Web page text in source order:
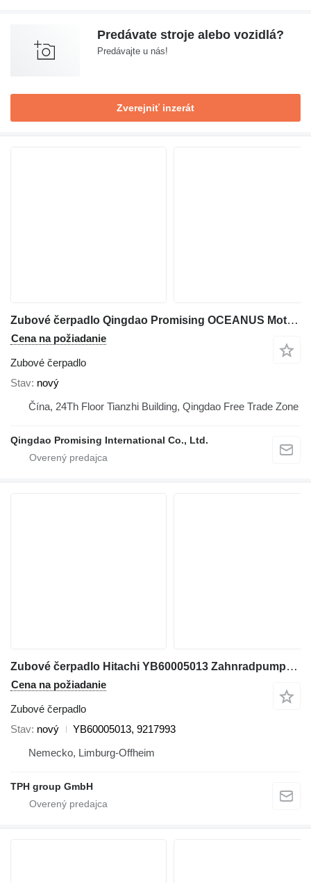
Predávate stroje alebo vozidlá?
Predávajte u nás!
Zverejniť inzerát
Zubové čerpadlo Qingdao Promising OCEANUS Motor for Loader Spare Parts na kolesového nakladača EVERUN Loader, HZM Loader, WOLF Loader, CASER Loader, FLAND Loader, TRANER Wheel Loader, SOCMA Loader
Cena na požiadanie
Zubové čerpadlo
Stav nový
Čína, 24Th Floor Tianzhi Building, Qingdao Free Trade Zone
Qingdao Promising International Co., Ltd.
Zubové čerpadlo Hitachi YB60005013 Zahnradpumpe 9217993, ZW180, ZW220, ZW250, ZW310 na kolesového nakladača Hitachi ZW180, ZW220, ZW250, ZW310
Cena na požiadanie
Zubové čerpadlo
Stav nový
YB60005013, 9217993
Nemecko, Limburg-Offheim
TPH group GmbH